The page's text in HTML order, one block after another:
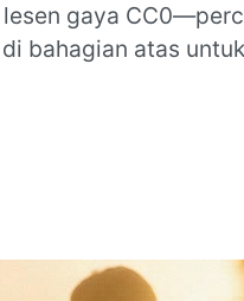
gaya
di bahagian atas